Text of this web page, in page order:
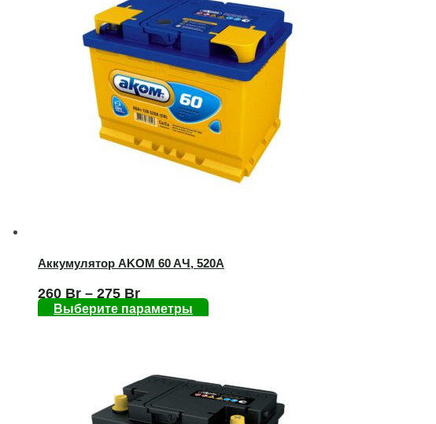
Аккумулятор AKOM 60 AЧ, 520А
260 Br – 275 Br
Выберите параметры